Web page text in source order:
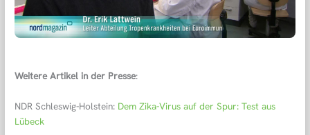
Weitere Artikel in der Presse:
NDR Schleswig-Holstein: Dem Zika-Virus auf der Spur: Test aus
Lübeck